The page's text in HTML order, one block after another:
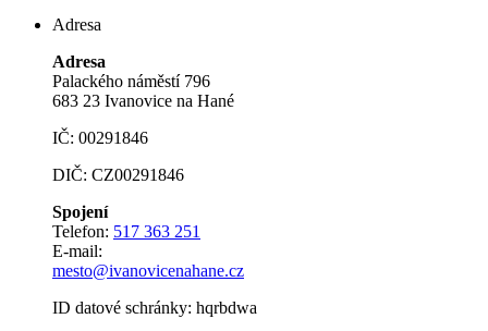
Adresa
Adresa
Palackého náměstí 796
683 23 Ivanovice na Hané
IČ: 00291846
DIČ: CZ00291846
Spojení
Telefon: 517 363 251
E-mail:
mesto@ivanovicenahane.cz
ID datové schránky: hqrbdwa